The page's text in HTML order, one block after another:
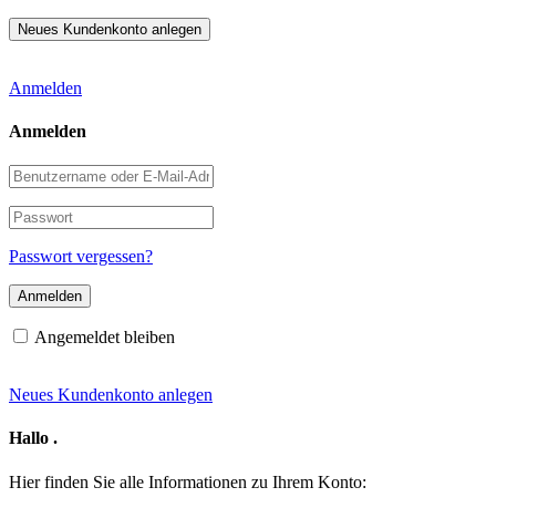
Anmelden
Anmelden
Benutzername
oder
E-
Mail-
Adresse
Passwort
Passwort vergessen?
Angemeldet bleiben
Neues Kundenkonto anlegen
Hallo .
Hier finden Sie alle Informationen zu Ihrem Konto: